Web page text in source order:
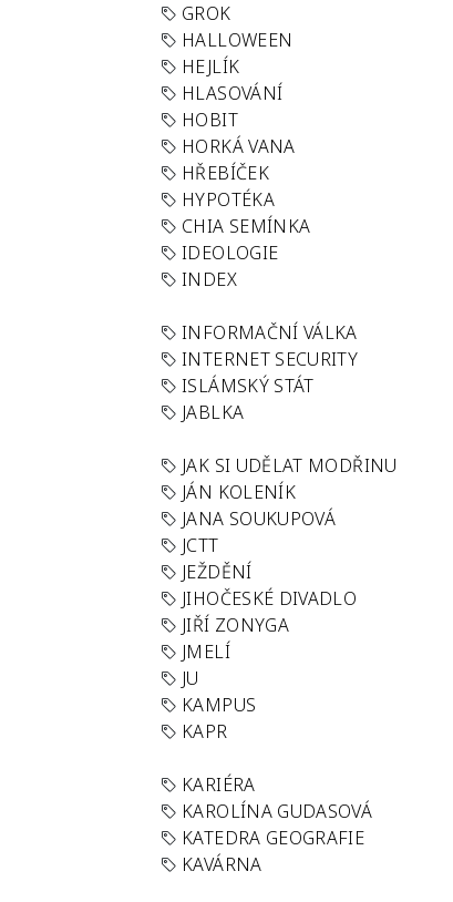
GROK
HALLOWEEN
HEJLÍK
HLASOVÁNÍ
HOBIT
HORKÁ VANA
HŘEBÍČEK
HYPOTÉKA
CHIA SEMÍNKA
IDEOLOGIE
INDEX
INFORMAČNÍ VÁLKA
INTERNET SECURITY
ISLÁMSKÝ STÁT
JABLKA
JAK SI UDĚLAT MODŘINU
JÁN KOLENÍK
JANA SOUKUPOVÁ
JCTT
JEŽDĚNÍ
JIHOČESKÉ DIVADLO
JIŘÍ ZONYGA
JMELÍ
JU
KAMPUS
KAPR
KARIÉRA
KAROLÍNA GUDASOVÁ
KATEDRA GEOGRAFIE
KAVÁRNA